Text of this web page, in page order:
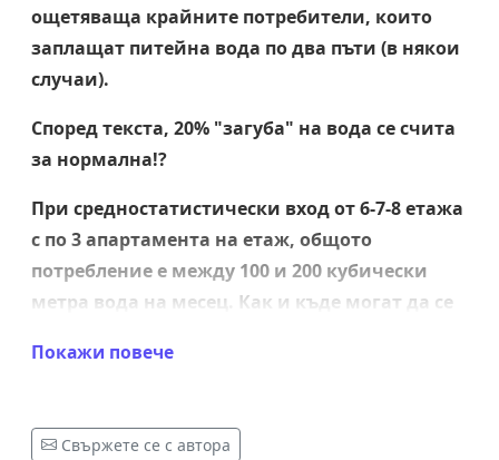
ощетяваща крайните потребители, които
заплащат питейна вода по два пъти (в някои
случаи).
Според текста, 20% "загуба" на вода се счита
за нормална!?
При средностатистически вход от 6-7-8 етажа
с по 3 апартамента на етаж, общото
потребление е между 100 и 200 кубически
метра вода на месец. Как и къде могат да се
вертикалните щрангове за 30 дни? Това са
да се е изпарила, след като е минала през
Покажи повече
Свържете се с автора